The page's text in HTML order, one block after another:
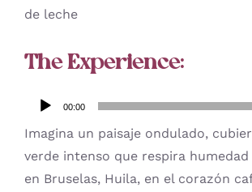
de leche
The Experience:
Reproductor
audio
00:00
Imagina un paisaje ondulado,
verde intenso que respira humedad
en Bruselas, Huila, en el corazón